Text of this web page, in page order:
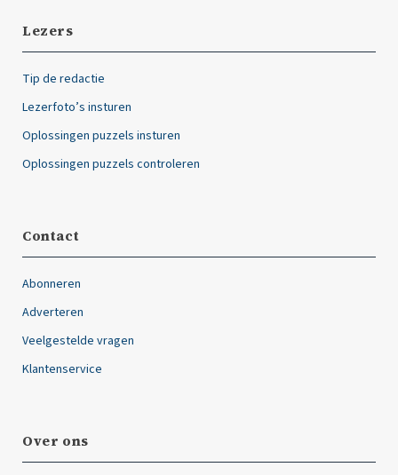
Lezers
Tip de redactie
Lezerfoto’s insturen
Oplossingen puzzels insturen
Oplossingen puzzels controleren
Contact
Abonneren
Adverteren
Veelgestelde vragen
Klantenservice
Over ons